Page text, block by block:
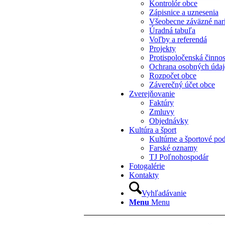
Kontrolór obce
Zápisnice a uznesenia
Všeobecne záväzné
Úradná tabuľa
Voľby a referendá
Projekty
Protispoločenská
Ochrana osobných
Rozpočet obce
Záverečný účet obce
Zverejňovanie
Faktúry
Zmluvy
Objednávky
Kultúra a šport
Kultúrne a športové
Farské oznamy
TJ Poľnohospodár
Fotogalérie
Kontakty
Vyhľadávanie
Menu Menu